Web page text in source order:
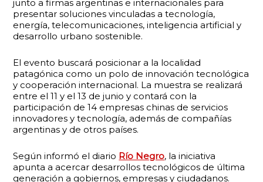
junto a firmas argentinas e internacionales para
presentar soluciones vinculadas a tecnología,
energía, telecomunicaciones, inteligencia artificial y
desarrollo urbano sostenible.
El evento buscará posicionar a la localidad
patagónica como un polo de innovación tecnológica
y cooperación internacional. La muestra se realizará
entre el 11 y el 13 de junio y contará con la
participación de 14 empresas chinas de servicios
innovadores y tecnología, además de compañías
argentinas y de otros países.
Según informó el diario Río Negro, la iniciativa
apunta a acercar desarrollos tecnológicos de última
generación a gobiernos, empresas y ciudadanos.